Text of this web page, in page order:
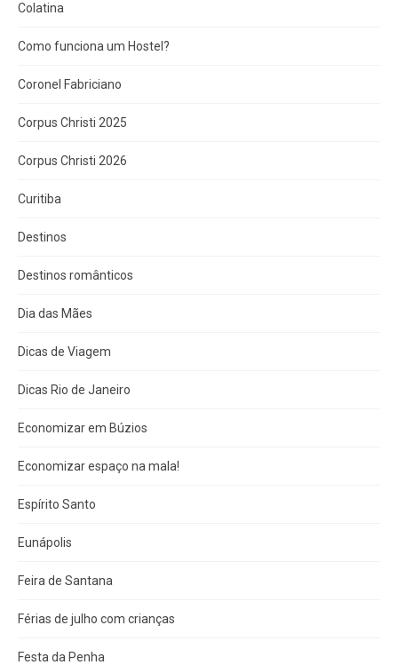
Colatina
Como funciona um Hostel?
Coronel Fabriciano
Corpus Christi 2025
Corpus Christi 2026
Curitiba
Destinos
Destinos românticos
Dia das Mães
Dicas de Viagem
Dicas Rio de Janeiro
Economizar em Búzios
Economizar espaço na mala!
Espírito Santo
Eunápolis
Feira de Santana
Férias de julho com crianças
Festa da Penha